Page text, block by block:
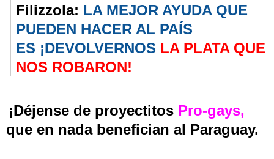
Filizzola: LA MEJOR AYUDA QUE
PUEDEN HACER AL PAÍS
ES ¡DEVOLVERNOS LA PLATA QUE
NOS ROBARON!
¡Déjense de proyectitos Pro-gays,
que en nada benefician al Paraguay.